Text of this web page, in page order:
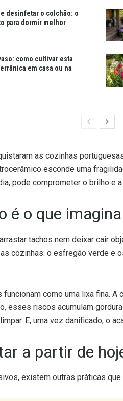
desinfetar o colchão: o
para dormir melhor
como cultivar esta
em casa ou na
as cozinhas
esconde uma
pode comprometer o brilho e
é o que imagina
tachos nem deixar cair
cozinhas: o esfregão verde e
como uma lixa fina.
esses riscos acumulam
E, uma vez danificado, o
a partir de
existem outras práticas que